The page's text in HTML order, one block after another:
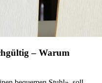
– Warum